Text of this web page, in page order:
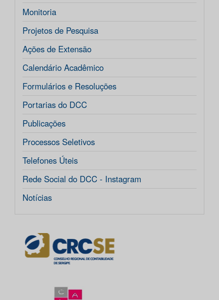
Monitoria
Projetos de Pesquisa
Ações de Extensão
Calendário Acadêmico
Formulários e Resoluções
Portarias do DCC
Publicações
Processos Seletivos
Telefones Úteis
Rede Social do DCC - Instagram
Notícias